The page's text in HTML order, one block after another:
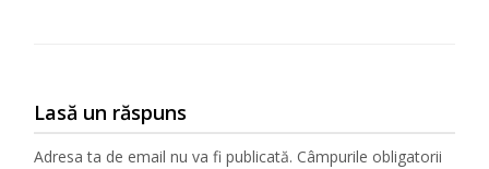
Lasă un răspuns
Adresa ta de email nu va fi publicată. Câmpurile obligatorii